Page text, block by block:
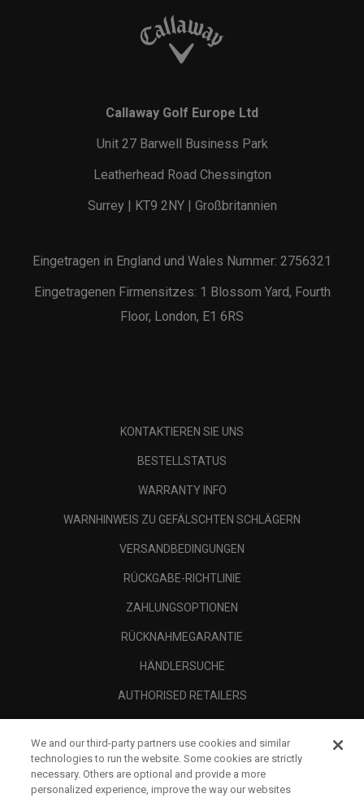
Callaway Golf Europe Ltd
Unit 27 Barwell Business Park
Leatherhead Road Chessington
Surrey | KT9 2NY | Großbritannien
Eingetragen in England und Wales Nummer: 2756321
Eingetragenen Firmensitzes: 1 Blossom Yard, Fourth
Floor, London, E1 6RS
KONTAKTIEREN SIE UNS
BESTELLSTATUS
WARRANTY INFO
WARNHINWEIS ZU GEFÄLSCHTEN SCHLÄGERN
VERSANDBEDINGUNGEN
RÜCKGABE-RICHTLINIE
ZAHLUNGSOPTIONEN
RÜCKNAHMEGARANTIE
HÄNDLERSUCHE
AUTHORISED RETAILERS
UNTERNEHMENSPROFIL
RECHTLICHES-
We and our third-party partners use cookies and similar
technologies to run the website. Some cookies are strictly
necessary. Others are optional and provide a more
personalized experience, improve the way our websites